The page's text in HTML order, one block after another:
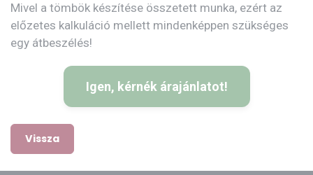
Mivel a tömbök készítése összetett munka, ezért az
előzetes kalkuláció mellett mindenképpen szükséges
egy átbeszélés!
Igen, kérnék árajánlatot!
Vissza